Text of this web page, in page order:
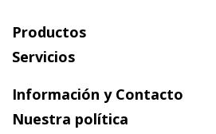
Productos
Servicios
Información y Contacto
Nuestra política